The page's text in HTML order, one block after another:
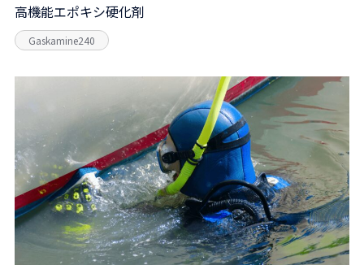
高機能エポキシ硬化剤
Gaskamine240